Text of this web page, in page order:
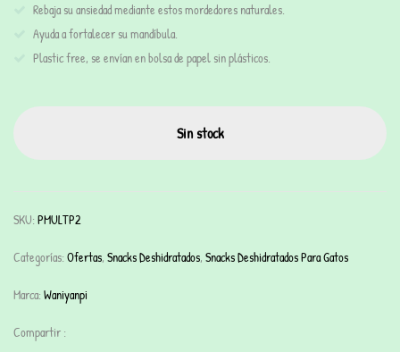
Rebaja su ansiedad mediante estos mordedores naturales.
Ayuda a fortalecer su mandíbula.
Plastic free, se envían en bolsa de papel sin plásticos.
Sin stock
SKU: PMULTP2
Categorías: Ofertas, Snacks Deshidratados, Snacks Deshidratados Para Gatos
Marca: Waniyanpi
Compartir :